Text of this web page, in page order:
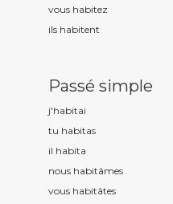
vous habitez
ils habitent
Passé simple
j'habitai
tu habitas
il habita
nous habitâmes
vous habitâtes